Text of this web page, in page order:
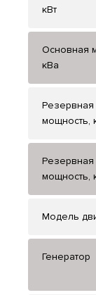
кВт
Основная
кВа
Резервная
мощность,
Резервная
мощность,
Модель
Генератор